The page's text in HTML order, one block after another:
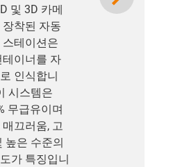
및 3D 카메
장착된 자동
스테이션은
테이너를 자
인식합니
시스템은
무급유이며
매끄러움, 고
높은 수준의
가 특징입니